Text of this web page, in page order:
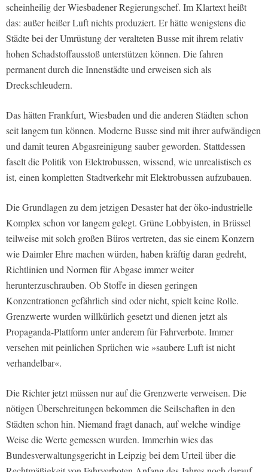
scheinheilig der Wiesbadener Regierungschef. Im Klartext heißt
das: außer heißer Luft nichts produziert. Er hätte wenigstens die
Städte bei der Umrüstung der veralteten Busse mit ihrem relativ
hohen Schadstoffausstoß unterstützen können. Die fahren
permanent durch die Innenstädte und erweisen sich als
Dreckschleudern.
Das hätten Frankfurt, Wiesbaden und die anderen Städten schon
seit langem tun können. Moderne Busse sind mit ihrer aufwändigen
und damit teuren Abgasreinigung sauber geworden. Stattdessen
faselt die Politik von Elektrobussen, wissend, wie unrealistisch es
ist, einen kompletten Stadtverkehr mit Elektrobussen aufzubauen.
Die Grundlagen zu dem jetzigen Desaster hat der öko-industrielle
Komplex schon vor langem gelegt. Grüne Lobbyisten, in Brüssel
teilweise mit solch großen Büros vertreten, das sie einem Konzern
wie Daimler Ehre machen würden, haben kräftig daran gedreht,
Richtlinien und Normen für Abgase immer weiter
herunterzuschrauben. Ob Stoffe in diesen geringen
Konzentrationen gefährlich sind oder nicht, spielt keine Rolle.
Grenzwerte wurden willkürlich gesetzt und dienen jetzt als
Propaganda-Plattform unter anderem für Fahrverbote. Immer
versehen mit peinlichen Sprüchen wie »saubere Luft ist nicht
verhandelbar«.
Die Richter jetzt müssen nur auf die Grenzwerte verweisen. Die
nötigen Überschreitungen bekommen die Seilschaften in den
Städten schon hin. Niemand fragt danach, auf welche windige
Weise die Werte gemessen wurden. Immerhin wies das
Bundesverwaltungsgericht in Leipzig bei dem Urteil über die